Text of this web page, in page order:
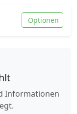
Optionen
Informationen